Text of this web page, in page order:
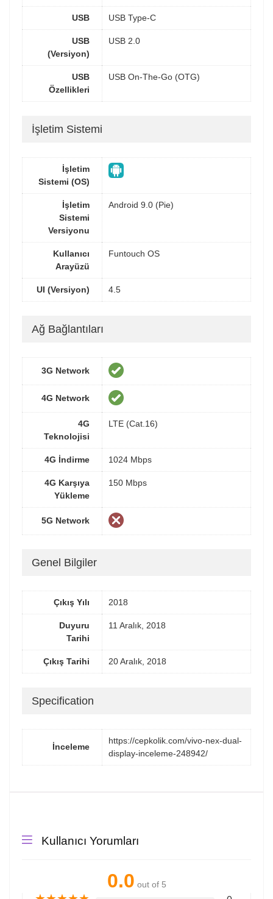
USB USB Type-C
USB
(Versiyon)
USB 2.0
USB
Özellikleri
USB On-The-Go (OTG)
İşletim Sistemi
İşletim
Sistemi (OS)
İşletim
Sistemi
Versiyonu
Android 9.0 (Pie)
Kullanıcı
Arayüzü
Funtouch OS
UI (Versiyon) 4.5
Ağ Bağlantıları
3G Network
4G Network
4G
Teknolojisi
LTE (Cat.16)
4G İndirme 1024 Mbps
4G Karşıya
Yükleme
150 Mbps
5G Network
Genel Bilgiler
Çıkış Yılı 2018
Duyuru
Tarihi
11 Aralık, 2018
Çıkış Tarihi 20 Aralık, 2018
Specification
İnceleme
https://cepkolik.com/vivo-nex-dual-
display-inceleme-248942/
Kullanıcı Yorumları
0.0 out of 5